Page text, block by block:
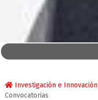
Investigación e Innovación
Convocatorias